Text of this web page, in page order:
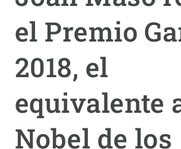
el Premio
2018, el
equivalente
Nobel de los
menu
CIENCIA EN ACCIÓN
NOTICIAS Y AGENDA